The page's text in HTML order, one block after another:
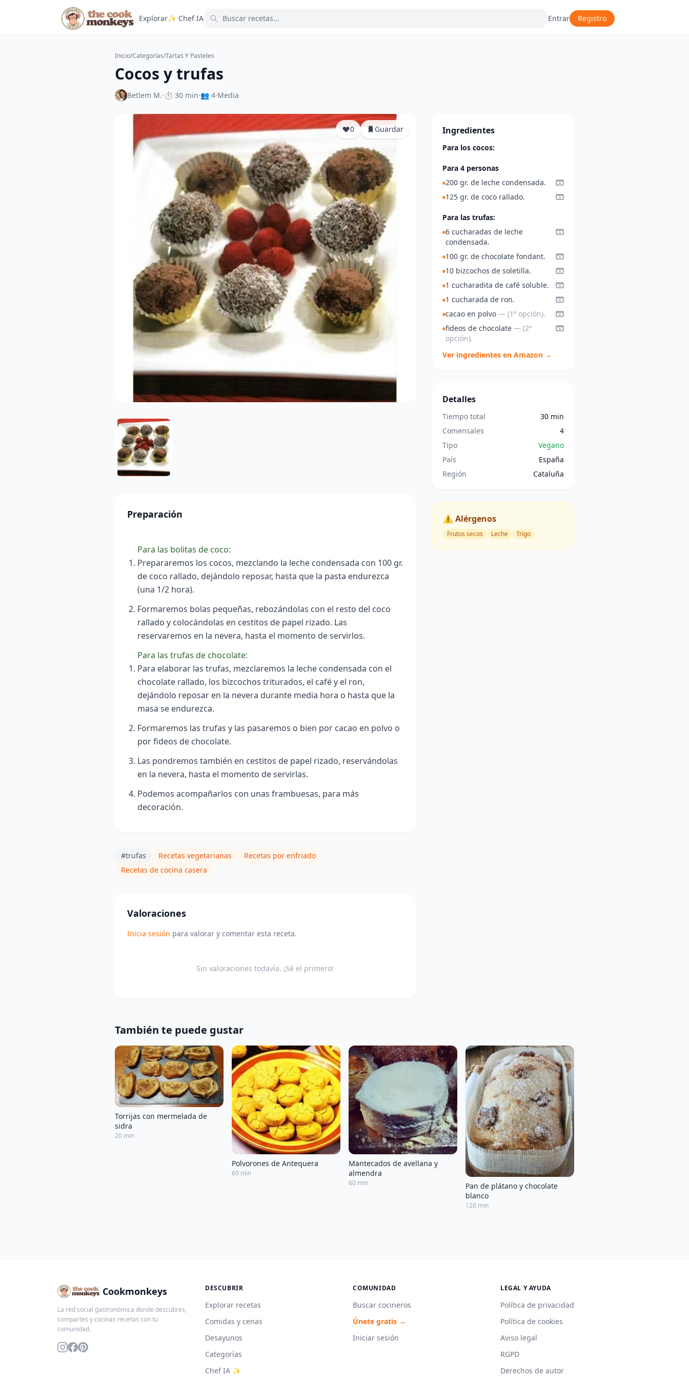
Explorar✨ Chef IA Entrar Registro
Inicio/Categorías/Tartas Y Pasteles
Cocos y trufas
Betlem M.·⏱ 30 min·👥 4·Media
0 Guardar
Preparación
Para las bolitas de coco:
Prepararemos los cocos, mezclando la leche condensada con 100 gr.
de coco rallado, dejándolo reposar, hasta que la pasta endurezca
(una 1/2 hora).
Formaremos bolas pequeñas, rebozándolas con el resto del coco
rallado y colocándolas en cestitos de papel rizado. Las
reservaremos en la nevera, hasta el momento de servirlos.
Para las trufas de chocolate:
Para elaborar las trufas, mezclaremos la leche condensada con el
chocolate rallado, los bizcochos triturados, el café y el ron,
dejándolo reposar en la nevera durante media hora o hasta que la
masa se endurezca.
Formaremos las trufas y las pasaremos o bien por cacao en polvo o
por fideos de chocolate.
Las pondremos también en cestitos de papel rizado, reservándolas
en la nevera, hasta el momento de servirlas.
Podemos acompañarlos con unas frambuesas, para más
decoración.
#trufas Recetas vegetarianas
Recetas por enfriado
Recetas de cocina casera
Valoraciones
Inicia sesión para valorar y comentar esta receta.
Sin valoraciones todavía. ¡Sé el primero!
Ingredientes
Para los cocos:
Para 4 personas
200 gr. de leche condensada.
125 gr. de coco rallado.
Para las trufas:
6 cucharadas de leche
condensada.
100 gr. de chocolate fondant.
10 bizcochos de soletilla.
1 cucharadita de café soluble.
1 cucharada de ron.
cacao en polvo — (1ª opción).
fideos de chocolate — (2ª
opción).
Ver ingredientes en Amazon →
Detalles
Tiempo total
30 min
Comensales
4
Tipo
Vegano
País
España
Región
Cataluña
⚠️ Alérgenos
Frutos secos Leche Trigo
También te puede gustar
Torrijas con mermelada de
sidra
20 min
Polvorones de Antequera
60 min
Mantecados de avellana y
almendra
60 min
Pan de plátano y chocolate
blanco
120 min
Cookmonkeys
La red social gastronómica donde descubres,
compartes y cocinas recetas con tu
comunidad.
DESCUBRIR
Explorar recetas
Comidas y cenas
Desayunos
Categorías
Chef IA ✨
COMUNIDAD
Buscar cocineros
Únete gratis →
Iniciar sesión
LEGAL Y AYUDA
Política de privacidad
Política de cookies
Aviso legal
RGPD
Derechos de autor